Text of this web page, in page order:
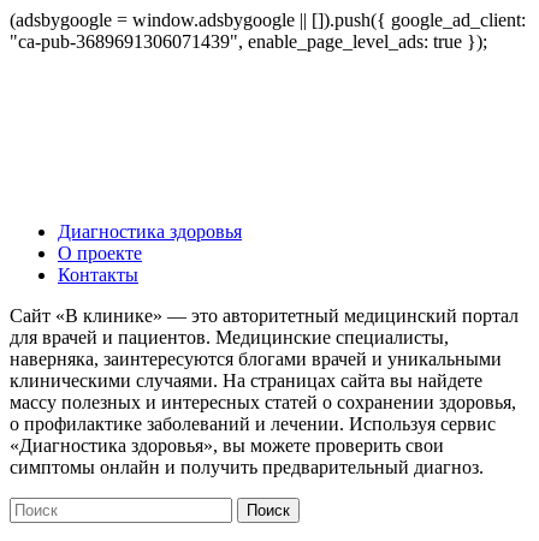
(adsbygoogle = window.adsbygoogle || []).push({ google_ad_client:
"ca-pub-3689691306071439", enable_page_level_ads: true });
Диагностика здоровья
О проекте
Контакты
Сайт «В клинике» — это авторитетный медицинский портал
для врачей и пациентов. Медицинские специалисты,
наверняка, заинтересуются блогами врачей и уникальными
клиническими случаями. На страницах сайта вы найдете
массу полезных и интересных статей о сохранении здоровья,
о профилактике заболеваний и лечении. Используя сервис
«Диагностика здоровья», вы можете проверить свои
симптомы онлайн и получить предварительный диагноз.